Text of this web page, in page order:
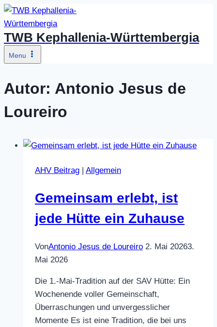
Zum
Inhalt
springen
TWB Kephallenia-Württembergia
Menu
Autor: Antonio Jesus de
Loureiro
AHV Beitrag | Allgemein
Gemeinsam erlebt, ist
jede Hütte ein Zuhause
VonAntonio Jesus de Loureiro 2. Mai 20263.
Mai 2026
Die 1.-Mai-Tradition auf der SAV Hütte: Ein
Wochenende voller Gemeinschaft,
Überraschungen und unvergesslicher
Momente Es ist eine Tradition, die bei uns